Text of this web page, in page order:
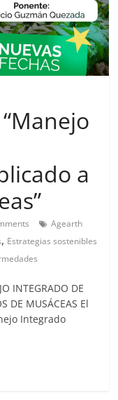
a
Agearth
, Estrategias sostenibles
INTEGRADO DE
DE MUSÁCEAS El
Integrado